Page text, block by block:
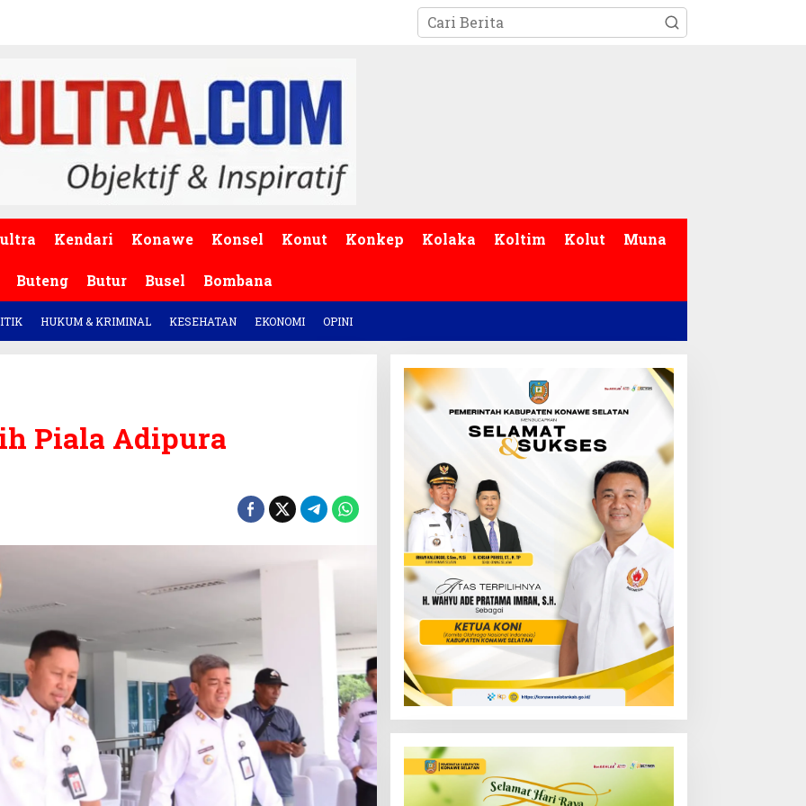
Kendari Konawe Konsel Konut Konkep Kolaka Koltim Kolut Muna
Buteng Butur Busel Bombana
HUKUM & KRIMINAL KESEHATAN EKONOMI OPINI
Piala Adipura